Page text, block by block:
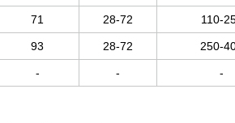
71 28-72 110-
93 28-72 250-
- - -